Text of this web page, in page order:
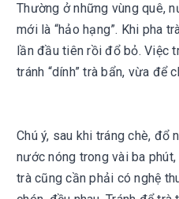
Thường ở những vùng quê,
mới là “hảo hạng”. Khi pha
lần đầu tiên rồi đổ bỏ. Việc
tránh “dính” trà bẩn, vừa để
Chú ý, sau khi tráng chè, đổ
nước nóng trong vài ba
trà cũng cần phải có nghệ